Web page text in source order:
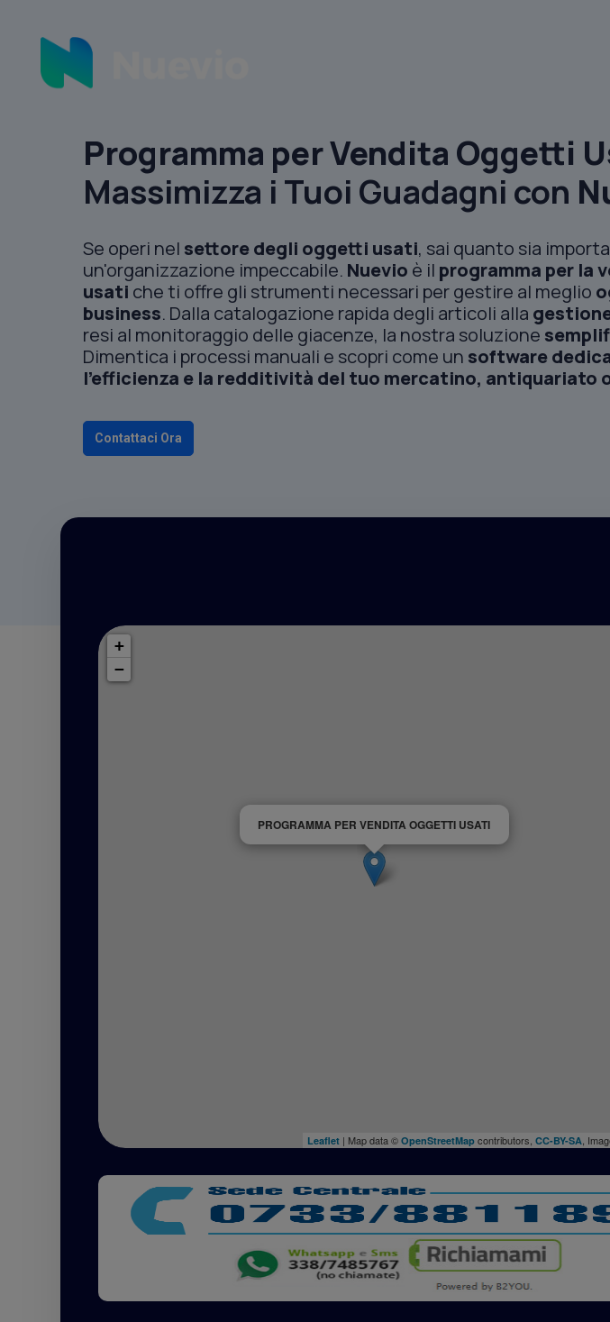
Programma per Vendita Oggetti
Massimizza i Tuoi Guadagni con
Se operi nel settore degli oggetti usati, sai quanto sia
un'organizzazione impeccabile. Nuevio è il programma per la
usati che ti offre gli strumenti necessari per gestire al meglio
business. Dalla catalogazione rapida degli articoli alla
resi al monitoraggio delle giacenze, la nostra soluzione
Dimentica i processi manuali e scopri come un software
l'efficienza e la redditività del tuo mercatino, antiquariato
Contattaci Ora
PROGRAMMA PER VENDITA OGGETTI USATI
+
−
Leaflet | Map data ©OpenStreetMap contributors,CC-BY-SA ,